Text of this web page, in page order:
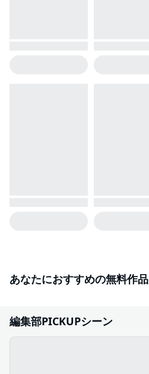
あなたにおすすめの無料作品
編集部PICKUPシーン